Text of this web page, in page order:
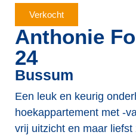
Verkocht
Anthonie
24
Bussum
Een leuk en keurig
hoekappartement met -
vrij uitzicht en maar